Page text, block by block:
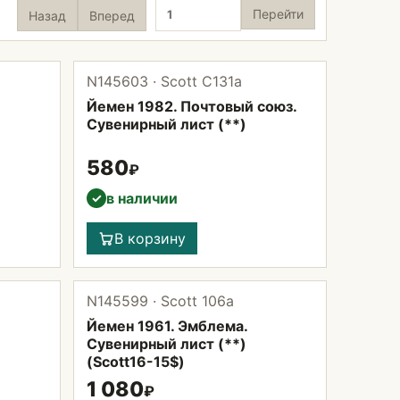
Назад Вперед Перейти
N145603 · Scott С131а
Йемен 1982. Почтовый союз.
Сувенирный лист (**)
580₽
✓ в наличии
В корзину
N145599 · Scott 106а
Йемен 1961. Эмблема.
Сувенирный лист (**)
(Scott16-15$)
1 080₽